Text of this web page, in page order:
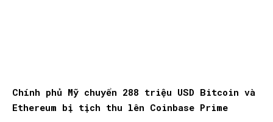
Chính phủ Mỹ chuyển 288 triệu USD Bitcoin và
Ethereum bị tịch thu lên Coinbase Prime